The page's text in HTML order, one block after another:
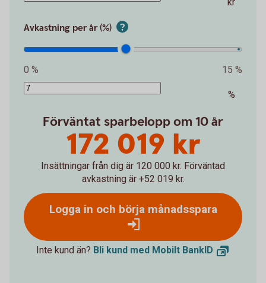
kr
Avkastning per år (%)
0 % 15 %
%
Förväntat sparbelopp om 10 år
172 019 kr
Insättningar från dig är 120 000 kr. Förväntad
avkastning är +52 019 kr.
Logga in och börja månadsspara
Inte kund än? Bli kund med Mobilt BankID